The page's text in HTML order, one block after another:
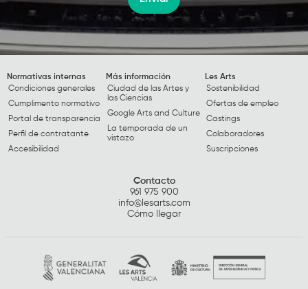
Normativas internas
Condiciones generales
Cumplimento normativo
Portal de transparencia
Perfil de contratante
Accesibilidad
Más información
Ciudad de las Artes y
las Ciencias
Google Arts and Culture
La temporada de un
vistazo
Les Arts
Sostenibilidad
Ofertas de empleo
Castings
Colaboradores
Suscripciones
Contacto
961 975 900
info@lesarts.com
Cómo llegar